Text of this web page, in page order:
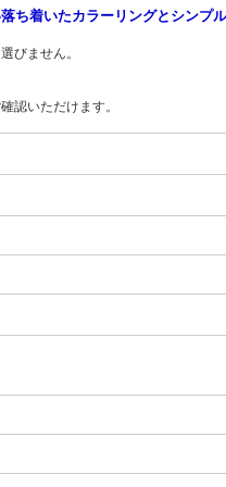
ち着いたカラーリングとシンプ
びません。
認いただけます。